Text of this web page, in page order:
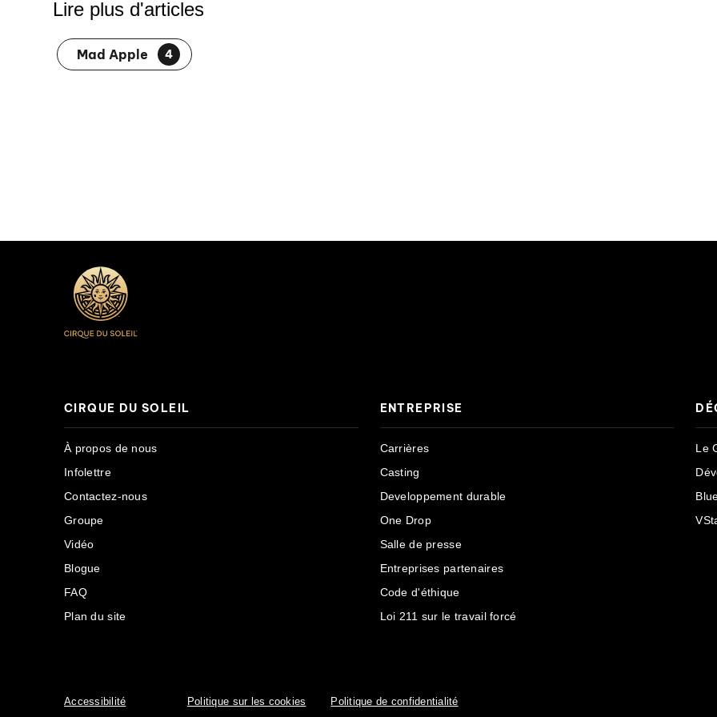
Lire plus d'articles
Mad Apple 4
CIRQUE DU SOLEIL
À propos de nous
Infolettre
Contactez-nous
Groupe
Vidéo
Blogue
FAQ
Plan du site
ENTREPRISE
Carrières
Casting
Developpement durable
One Drop
Salle de presse
Entreprises partenaires
Code d'éthique
Loi 211 sur le travail forcé
Le
Accessibilité Politique sur les cookies Politique de confidentialité